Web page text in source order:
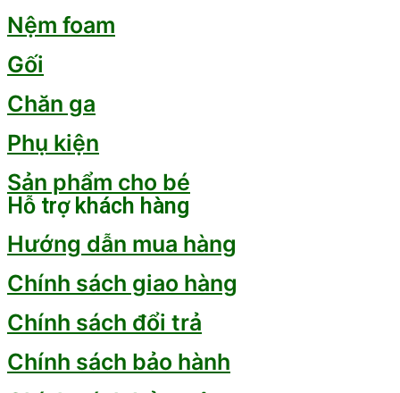
Nệm foam
Gối
Chăn ga
Phụ kiện
Sản phẩm cho bé
Hỗ trợ khách hàng
Hướng dẫn mua hàng
Chính sách giao hàng
Chính sách đổi trả
Chính sách bảo hành